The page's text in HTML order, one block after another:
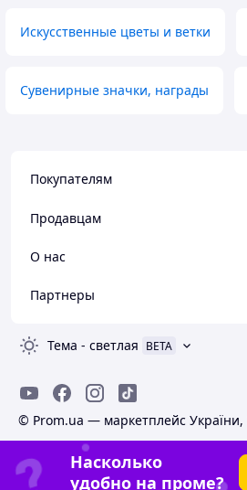
Искусственные цветы и ветки
Сувенирные значки, награды
Покупателям
Продавцам
О нас
Партнеры
Тема - светлая BETA
© Prom.ua — маркетплейс України,
Насколько
удобно на проме?